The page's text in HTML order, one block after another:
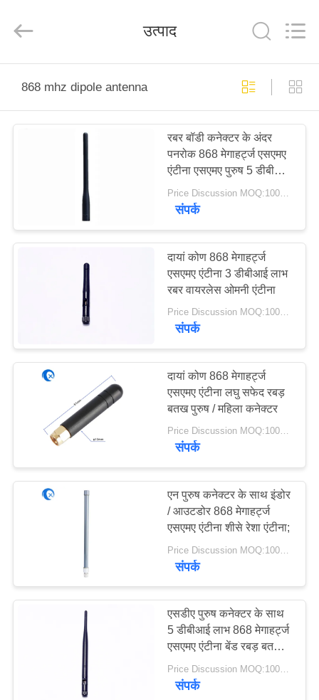
उत्पादों
नियंत्रण
समाचार
साइटमैप
PRIVACY
Reserved.
उत्पाद
868 mhz dipole antenna
रबर बॉडी कनेक्टर के अंदर
पनरोक 868 मेगाहर्ट्ज एसएमए
एंटीना एसएमए पुरुष 5 डीबीआई
लाभ
Price Discussion MOQ:100PCS
संपर्क
दायां कोण 868 मेगाहर्ट्ज
एसएमए एंटीना 3 डीबीआई लाभ
रबर वायरलेस ओमनी एंटीना
Price Discussion MOQ:100PCS
संपर्क
दायां कोण 868 मेगाहर्ट्ज
एसएमए एंटीना लघु सफेद रबड़
बतख पुरुष / महिला कनेक्टर
Price Discussion MOQ:100PCS
संपर्क
एन पुरुष कनेक्टर के साथ इंडोर
/ आउटडोर 868 मेगाहर्ट्ज
एसएमए एंटीना शीसे रेशा एंटीना;
संपर्क
एसडीए पुरुष कनेक्टर के साथ
5 डीबीआई लाभ 868 मेगाहर्ट्ज
एसएमए एंटीना बेंड रबड़ बतख
एंटीना
Price Discussion MOQ:100PCS
संपर्क